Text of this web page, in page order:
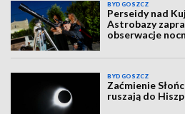
BYDGOSZCZ
Perseidy nad
Astrobazy
obserwacje
BYDGOSZCZ
Zaćmienie
ruszają do